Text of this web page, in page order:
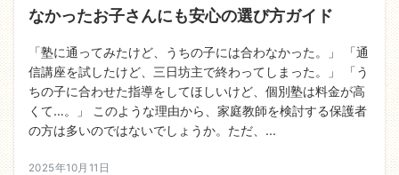
なかったお子さんにも安心の選び方ガイド
「塾に通ってみたけど、うちの子には合わなかった。」 「通
信講座を試したけど、三日坊主で終わってしまった。」 「う
ちの子に合わせた指導をしてほしいけど、個別塾は料金が高
くて…。」 このような理由から、家庭教師を検討する保護者
の方は多いのではないでしょうか。ただ、...
2025年10月11日